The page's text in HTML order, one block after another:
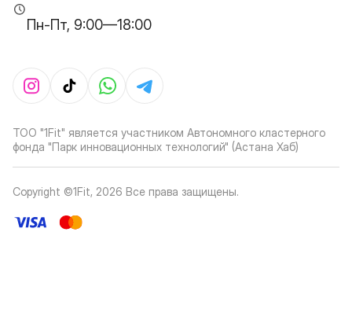
Пн-Пт, 9:00—18:00
ТОО "1Fit" является участником Автономного кластерного
фонда "Парк инновационных технологий" (Астана Хаб)
Copyright ©1Fit, 2026 Все права защищены.